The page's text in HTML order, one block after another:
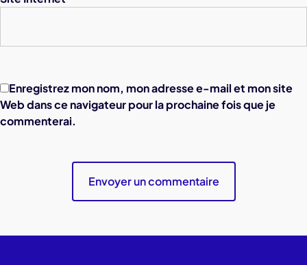
Enregistrez mon nom, mon adresse e-mail et mon site
Web dans ce navigateur pour la prochaine fois que je
commenterai.